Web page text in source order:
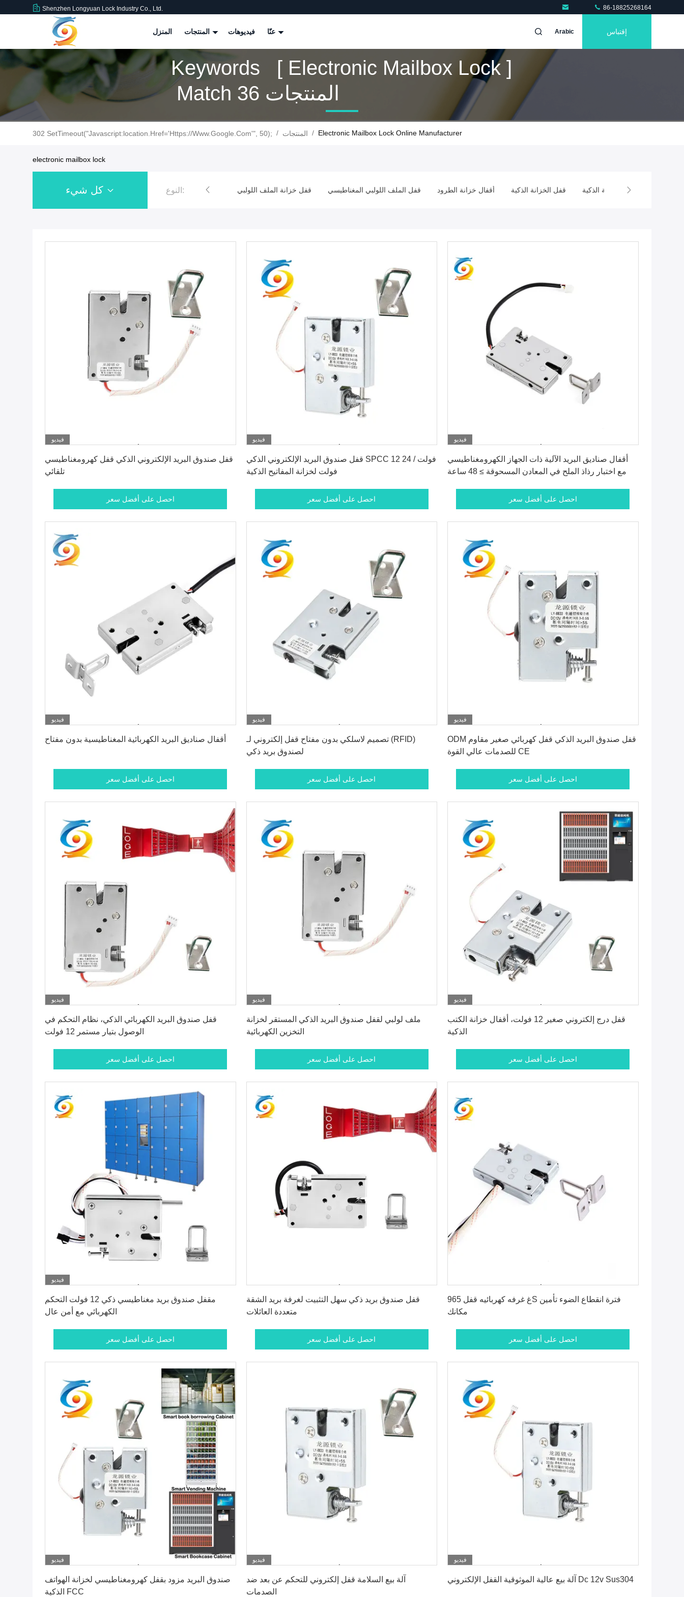
Shenzhen Longyuan Lock Industry Co., Ltd. 86-18825268164
المنزل فيديوهات Arabic إقتباس
Keywords [ Electronic Mailbox Lock ]
Match 36 المنتجات
302 SetTimeout("javascript:location.href='https://www.google.com'", 50); / المنتجات / Electronic Mailbox Lock Online Manufacturer
electronic mailbox lock
النوع:
قفل الملف اللولبي الكهربائي قفل خزانة الملف اللولبي قفل الملف اللولبي المغناطيسي أقفال خزانة الطرود قفل الخزانة الذكية قفل الخزانة الذكية
فيديو
قفل صندوق البريد الإلكتروني الذكي قفل كهرومغناطيسي
تلقائي
احصل على أفضل سعر
فيديو
قفل صندوق البريد الإلكتروني الذكي SPCC 12 فولت / 24
فولت لخزانة المفاتيح الذكية
احصل على أفضل سعر
فيديو
أقفال صناديق البريد الآلية ذات الجهاز الكهرومغناطيسي
مع اختبار رذاذ الملح في المعادن المسحوقة ≥ 48 ساعة
احصل على أفضل سعر
فيديو
أقفال صناديق البريد الكهربائية المغناطيسية بدون مفتاح
احصل على أفضل سعر
فيديو
تصميم لاسلكي بدون مفتاح قفل إلكتروني لـ (RFID)
لصندوق بريد ذكي
احصل على أفضل سعر
فيديو
ODM قفل صندوق البريد الذكي قفل كهربائي صغير مقاوم
للصدمات عالي القوة CE
احصل على أفضل سعر
فيديو
قفل صندوق البريد الكهربائي الذكي، نظام التحكم في
الوصول بتيار مستمر 12 فولت
احصل على أفضل سعر
فيديو
ملف لولبي لقفل صندوق البريد الذكي المستقر لخزانة
التخزين الكهربائية
احصل على أفضل سعر
فيديو
قفل درج إلكتروني صغير 12 فولت، أقفال خزانة الكتب
الذكية
احصل على أفضل سعر
فيديو
مقفل صندوق بريد مغناطيسي ذكي 12 فولت التحكم
الكهربائي مع أمن عال
احصل على أفضل سعر
قفل صندوق بريد ذكي سهل التثبيت لغرفة بريد الشقة
متعددة العائلات
احصل على أفضل سعر
96غ غرفه كهربائيه قفل 5S فترة انقطاع الضوء تأمين
مكانك
احصل على أفضل سعر
فيديو
صندوق البريد مزود بقفل كهرومغناطيسي لخزانة الهواتف
الذكية FCC
فيديو
آلة بيع السلامة قفل إلكتروني للتحكم عن بعد ضد
الصدمات
فيديو
آلة بيع عالية الموثوقية القفل الإلكتروني Dc 12v Sus304